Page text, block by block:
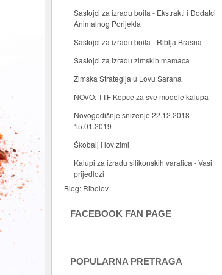
Sastojci za izradu boila - Ekstrakti i Dodatci
Animalnog Porijekla
Sastojci za izradu boila - Riblja Brasna
Sastojci za izradu zimskih mamaca
Zimska Strategija u Lovu Sarana
NOVO: TTF Kopce za sve modele kalupa
Novogodišnje sniženje 22.12.2018 -
15.01.2019
Škobalj i lov zimi
Kalupi za izradu silikonskih varalica - Vasi
prijedlozi
Blog: Ribolov
FACEBOOK FAN PAGE
POPULARNA PRETRAGA